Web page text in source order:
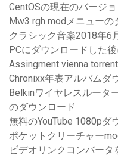
CentOSの現在のバージ
Mw3 rgh modメニューの
クラシック音楽2018年6
PCにダウンロードした
Assingment vienna
Chronixx年表アルバムダ
Belkinワイヤレスルータ
のダウンロード
無料のYouTube 1080pダ
ポケットクリーチャー
ビデオリンクコンバータ